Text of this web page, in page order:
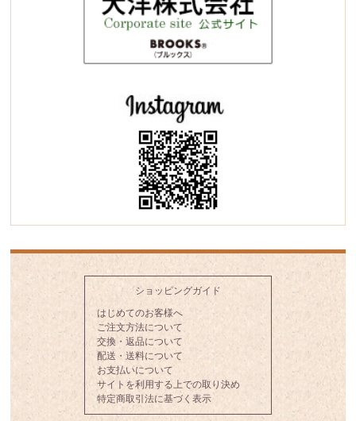
ショッピングガイド
はじめてのお客様へ
ご注文方法について
交換・返品について
配送・送料について
お支払いについて
サイトを利用する上での取り決め
特定商取引法に基づく表示